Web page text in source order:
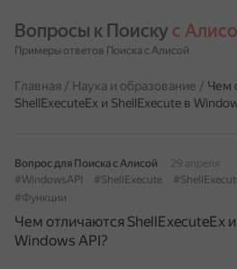
Вопросы к Поиску с
Примеры ответов Поиска с Алисой
Главная / Наука и образование / Чем
ShellExecuteEx и ShellExecute в
Вопрос для Поиска с Алисой
29 апреля
#WindowsAPI
#ShellExecute
#Функции
Чем отличаются ShellExecuteEx
Windows API?